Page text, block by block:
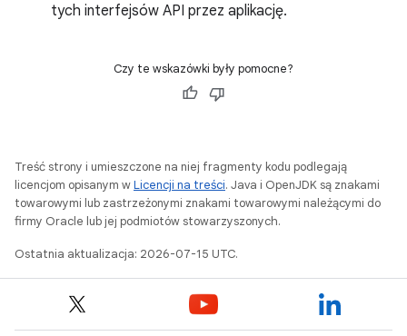
tych interfejsów API przez aplikację.
Czy te wskazówki były pomocne?
Treść strony i umieszczone na niej fragmenty kodu podlegają
licencjom opisanym wLicencji na treści. Java i OpenJDK są znakami
towarowymi lub zastrzeżonymi znakami towarowymi należącymi do
firmy Oracle lub jej podmiotów stowarzyszonych.
Ostatnia aktualizacja: 2026-07-15 UTC.